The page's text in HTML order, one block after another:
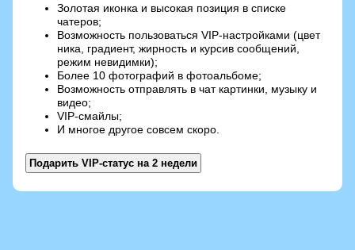
Золотая иконка и высокая позиция в списке
чатеров;
Возможность пользоваться VIP-настройками (цвет
ника, градиент, жирность и курсив сообщений,
режим невидимки);
Более 10 фотографий в фотоальбоме;
Возможность отправлять в чат картинки, музыку и
видео;
VIP-смайлы;
И многое другое совсем скоро.